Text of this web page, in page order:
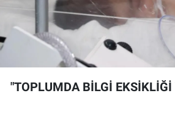
"TOPLUMDA BİLGİ EKSİKLİĞİ